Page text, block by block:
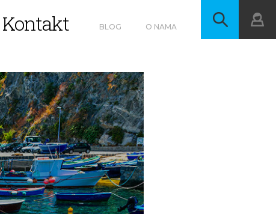
Kontakt BLOG O NAMA